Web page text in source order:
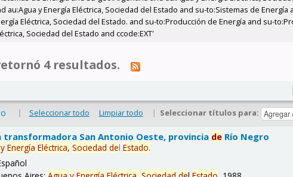
y Energía Eléctrica, Sociedad del Estado and su-to:Sistemas de
Eléctrica, Sociedad del Estado. and su-to:Producción de Energía and su-
Sociedad del Estado and ccode:EXT'
4 resultados.
| Seleccionar todo Limpiar todo | Seleccionar títulos para:
transformadora San Antonio Oeste, provincia de Río Negro
y Energía Eléctrica, Sociedad delEstado.